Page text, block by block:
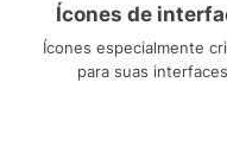
Ícones de
Ícones especialmente
para suas interfaces